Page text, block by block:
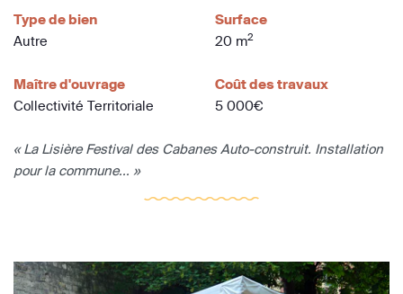
Type de bien
Autre
Surface
20 m2
Maître d'ouvrage
Collectivité Territoriale
Coût des travaux
5 000€
« La Lisière Festival des Cabanes Auto-construit. Installation
pour la commune... »